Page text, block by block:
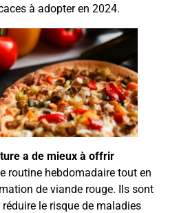
à adopter en 2024.
a de mieux à offrir
routine hebdomadaire tout en
de viande rouge. Ils sont
le risque de maladies